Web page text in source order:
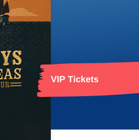
VIP Tickets